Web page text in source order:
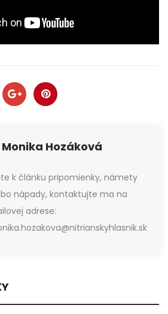
Monika Hozáková
k článku pripomienky, námety
nápady, kontaktujte ma na
adrese: